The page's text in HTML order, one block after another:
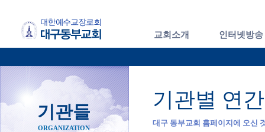
교회소개 인터넷방송
기관들
ORGANIZATION
기관별 연
대구 동부교회 홈페이지에 오신